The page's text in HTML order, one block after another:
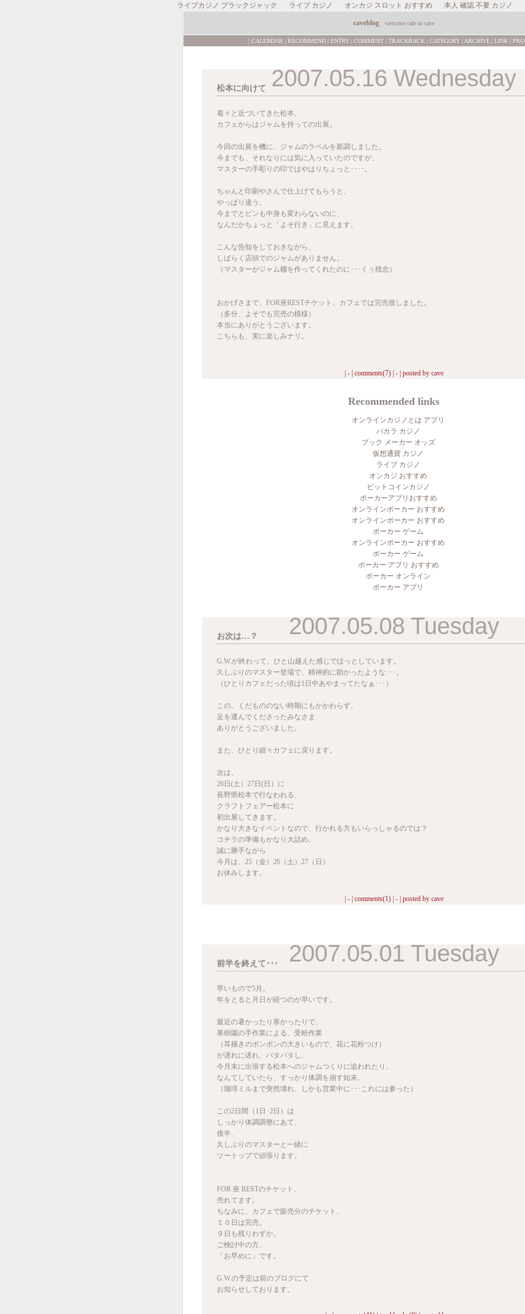
ライブカジノ ブラックジャック ライブ カジノ オンカジ スロット おすすめ 本人 確認 不要 カジノ
caveblog welcome cafe in cave
| CALENDAR | RECOMMEND| ENTRY| COMMENT| TRACKBACK | CATEGORY| ARCHIVE| LINK |
2007.05.16 Wednesday
松本に向けて
着々と近づいてきた松本。
カフェからはジャムを持っての出展。
今回の出展を機に、ジャムのラベルを新調しました。
今までも、それなりには気に入っていたのですが、
マスターの手彫りの印ではやはりちょっと････。
ちゃんと印刷やさんで仕上げてもらうと、
やっぱり違う。
今までとビンも中身も変わらないのに、
なんだかちょっと「よそ行き」に見えます。
こんな告知をしておきながら、
しばらく店頭でのジャムがありません。
（マスターがジャム棚を作ってくれたのに･･･くぅ残念）
おかげさまで、FOR座RESTチケット、カフェでは完売致しました。
（多分、よそでも完売の模様）
本当にありがとうございます。
こちらも、実に楽しみナリ。
| - | comments(7)| - | posted by cave
Recommended links
オンラインカジノとは アプリ
バカラ カジノ
ブック メーカー オッズ
仮想通貨 カジノ
ライブ カジノ
オンカジ おすすめ
ビットコインカジノ
ポーカーアプリおすすめ
オンラインポーカー おすすめ
オンラインポーカー おすすめ
ポーカー ゲーム
オンラインポーカー おすすめ
ポーカー ゲーム
ポーカー アプリ おすすめ
ポーカー オンライン
ポーカー アプリ
2007.05.08 Tuesday
お次は…？
G.W.が終わって、ひと山越えた感じでほっとしています。
久しぶりのマスター登場で、精神的に助かったような･･･。
（ひとりカフェだった頃は1日中あやまってたなぁ･･･）
この、くだもののない時期にもかかわらず、
足を運んでくださったみなさま
ありがとうございました。
また、ひとり細々カフェに戻ります。
次は、
26日(土）27日(日）に
長野県松本で行なわれる、
クラフトフェアー松本に
初出展してきます。
かなり大きなイベントなので、行かれる方もいらっしゃるのでは？
コチラの準備もかなり大詰め。
誠に勝手ながら
今月は、25（金）26（土）27（日）
お休みします。
| - | comments(1)| - | posted by cave
2007.05.01 Tuesday
前半を終えて･･･
早いもので5月。
年をとると月日が経つのが早いです。
最近の暑かったり寒かったりで、
果樹園の手作業による、受粉作業
（耳掻きのボンボンの大きいもので、花に花粉つけ）
が遅れに遅れ、バタバタし、
今月末に出張する松本へのジャムつくりに追われたり、
なんてしていたら、すっかり体調を崩す始末。
（珈琲ミルまで突然壊れ、しかも営業中に･･･これには参った）
この2日間（1日･2日）は
しっかり体調調整にあて、
後半、
久しぶりのマスターと一緒に
ツートップで頑張ります。
FOR 座 RESTのチケット、
売れてます。
ちなみに、カフェで販売分のチケット、
１０日は完売。
９日も残りわずか。
ご検討中の方、
「お早めに」です。
G.W.の予定は前のブログにて
お知らせしております。